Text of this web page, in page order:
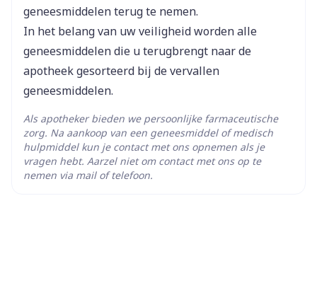
pancreas: 0,2 mg/kg/dag
darm: 0,3 mg/kg/dag
Na overschakeling op een alternatieve
formulering (verlengde of directe vrijstelling)
geneesmiddelenmonitoring worden uitgevoerd
Dosisaanpassingen zijn aangewezen bij
leverinsufficiëntie en zwarte patiënten
Behoud
Kamertemperatuur (15°C -
geneesmiddelen terug te nemen.
In het belang van uw veiligheid worden alle
geneesmiddelen die u terugbrengt naar de
apotheek gesorteerd bij de vervallen
geneesmiddelen.
Als apotheker bieden we persoonlijke farmaceutische
zorg. Na aankoop van een geneesmiddel of medisch
hulpmiddel kun je contact met ons opnemen als je
vragen hebt. Aarzel niet om contact met ons op te
nemen via mail of telefoon.